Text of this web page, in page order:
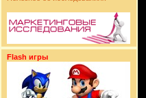
Flash игры